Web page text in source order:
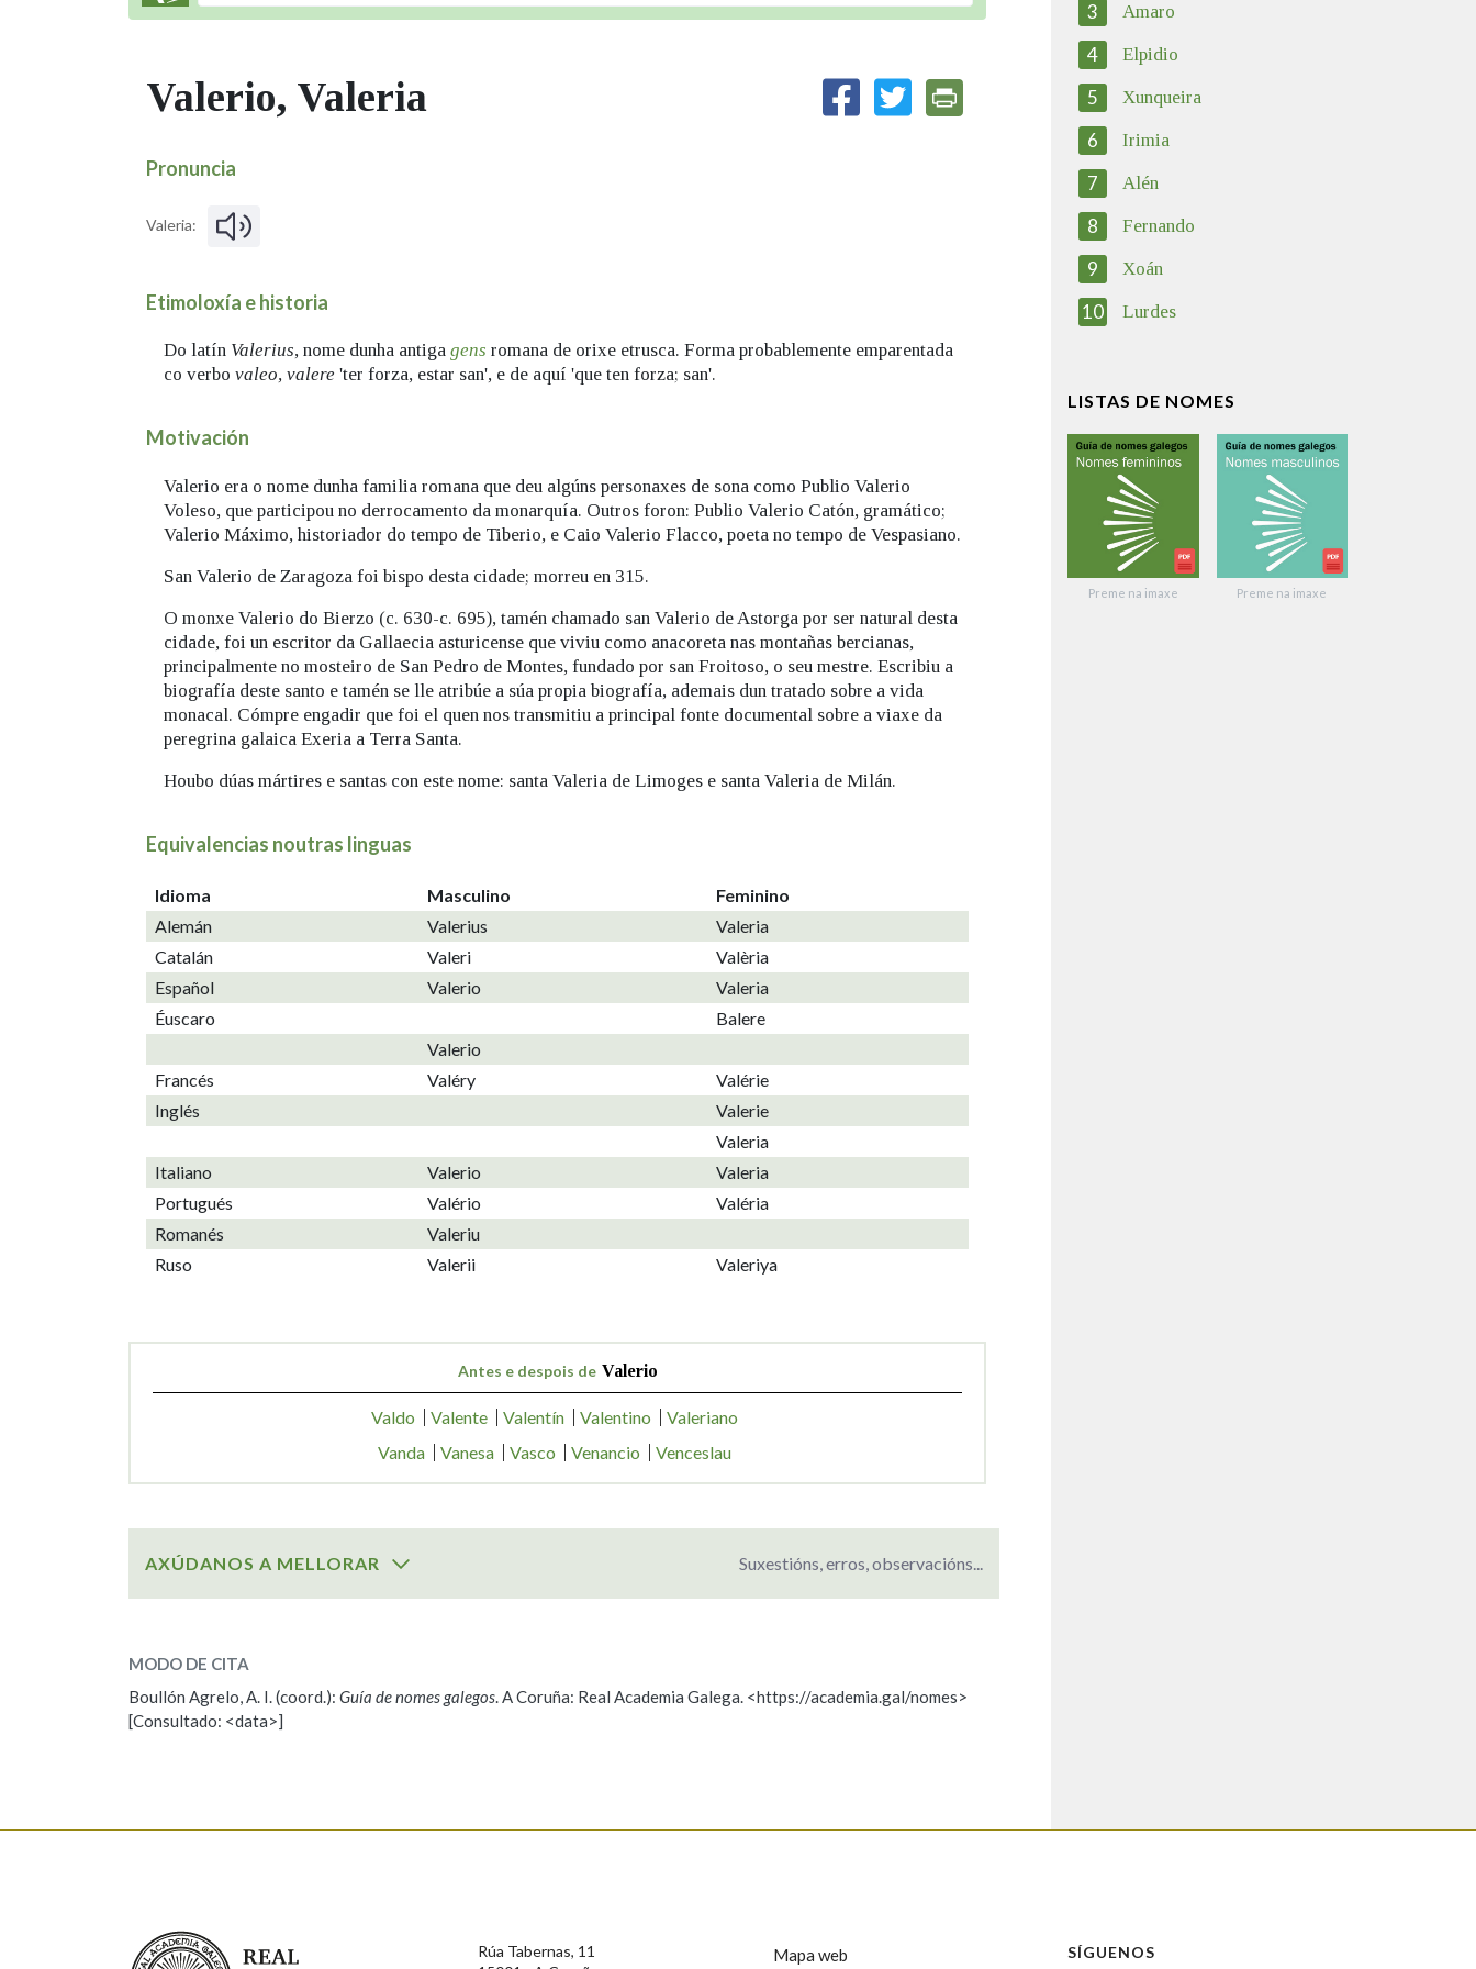
Valerio, Valeria
Pronuncia
Valeria:
Etimoloxía e historia
Do latín Valerius, nome dunha antiga gens romana de orixe etrusca. Forma probablemente emparentada
co verbo valeo, valere 'ter forza, estar san', e de aquí 'que ten forza; san'.
Motivación
Valerio era o nome dunha familia romana que deu algúns personaxes de sona como Publio Valerio
Voleso, que participou no derrocamento da monarquía. Outros foron: Publio Valerio Catón, gramático;
Valerio Máximo, historiador do tempo de Tiberio, e Caio Valerio Flacco, poeta no tempo de Vespasiano.
San Valerio de Zaragoza foi bispo desta cidade; morreu en 315.
O monxe Valerio do Bierzo (c. 630-c. 695), tamén chamado san Valerio de Astorga por ser natural desta
cidade, foi un escritor da Gallaecia asturicense que viviu como anacoreta nas montañas bercianas,
principalmente no mosteiro de San Pedro de Montes, fundado por san Froitoso, o seu mestre. Escribiu a
biografía deste santo e tamén se lle atribúe a súa propia biografía, ademais dun tratado sobre a vida
monacal. Cómpre engadir que foi el quen nos transmitiu a principal fonte documental sobre a viaxe da
peregrina galaica Exeria a Terra Santa.
Houbo dúas mártires e santas con este nome: santa Valeria de Limoges e santa Valeria de Milán.
Equivalencias noutras linguas
Idioma Masculino
Feminino
Alemán
Valerius
Valeria
Catalán
Valeri
Valèria
Español
Valerio
Valeria
Éuscaro
Balere
Valerio
Francés
Valéry
Valérie
Inglés
Valerie
Valeria
Italiano
Valerio
Valeria
Portugués
Valério
Valéria
Romanés
Valeriu
Ruso
Valerii Valeriya
Antes e despois de Valerio
Valdo Valente Valentín Valentino
Valeriano
Vanda
Vanesa Vasco Venancio Venceslau
AXÚDANOS A MELLORAR Suxestións, erros, observacións...
Valerio
ESCOLLE UNHA OPCIÓN:
MODO DE CITA
Boullón Agrelo, A. I. (coord.): Guía de nomes galegos. A Coruña: Real Academia Galega. <https://academia.gal/nomes>
[Consultado: <data>]
3 Amaro
4 Elpidio
5 Xunqueira
6 Irimia
7 Alén
8 Fernando
9 Xoán
10 Lurdes
LISTAS DE NOMES
Preme na imaxe Preme na imaxe
Real Academia Galega
Rúa Tabernas, 11
Mapa web SÍGUENOS